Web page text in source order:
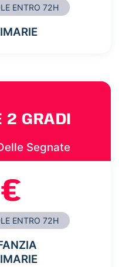
ENTRO 72H
2 GRADI
Segnate
ENTRO 72H